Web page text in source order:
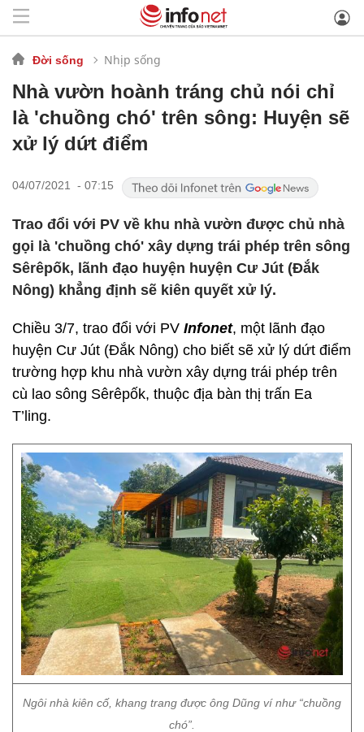
Đời sống Nhịp sống
Nhà vườn hoành tráng chủ nói chỉ
là 'chuồng chó' trên sông: Huyện sẽ
xử lý dứt điểm
04/07/2021 - 07:15
Trao đổi với PV về khu nhà vườn được chủ nhà
gọi là 'chuồng chó' xây dựng trái phép trên sông
Sêrêpốk, lãnh đạo huyện huyện Cư Jút (Đắk
Nông) khẳng định sẽ kiên quyết xử lý.
Chiều 3/7, trao đổi với PV Infonet, một lãnh đạo
huyện Cư Jút (Đắk Nông) cho biết sẽ xử lý dứt điểm
trường hợp khu nhà vườn xây dựng trái phép trên
cù lao sông Sêrêpốk, thuộc địa bàn thị trấn Ea
T’ling.
Ngôi nhà kiên cố, khang trang được ông Dũng ví như “chuồng
chó”.